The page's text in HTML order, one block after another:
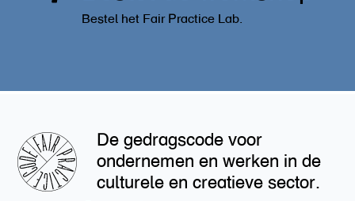
Bestel het Fair Practice Lab.
De gedragscode voor
ondernemen en werken in de
culturele en creatieve sector.